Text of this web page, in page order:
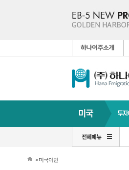
> 미국이민